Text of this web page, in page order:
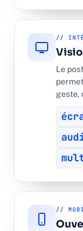
//
Le
geste,
//